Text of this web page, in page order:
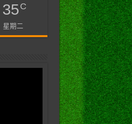
35C
星期二